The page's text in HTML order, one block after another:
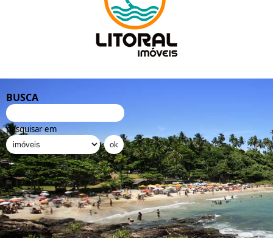
BUSCA
pesquisar em